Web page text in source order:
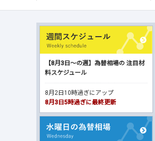
【8月3日～の週】為替相場の 注目材
料スケジュール
8月2日10時過ぎにアップ
8月3日5時過ぎに最終更新